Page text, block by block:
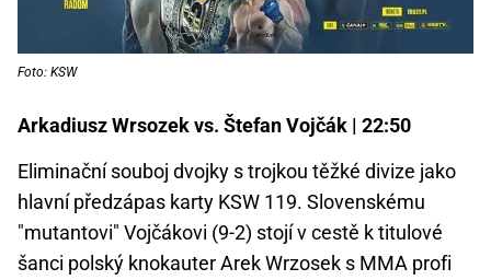
Foto: KSW
Arkadiusz Wrsozek vs. Štefan Vojčák | 22:50
Eliminační souboj dvojky s trojkou těžké divize jako
hlavní předzápas karty KSW 119. Slovenskému
"mutantovi" Vojčákovi (9-2) stojí v cestě k titulové
šanci polský knokauter Arek Wrzosek s MMA profi